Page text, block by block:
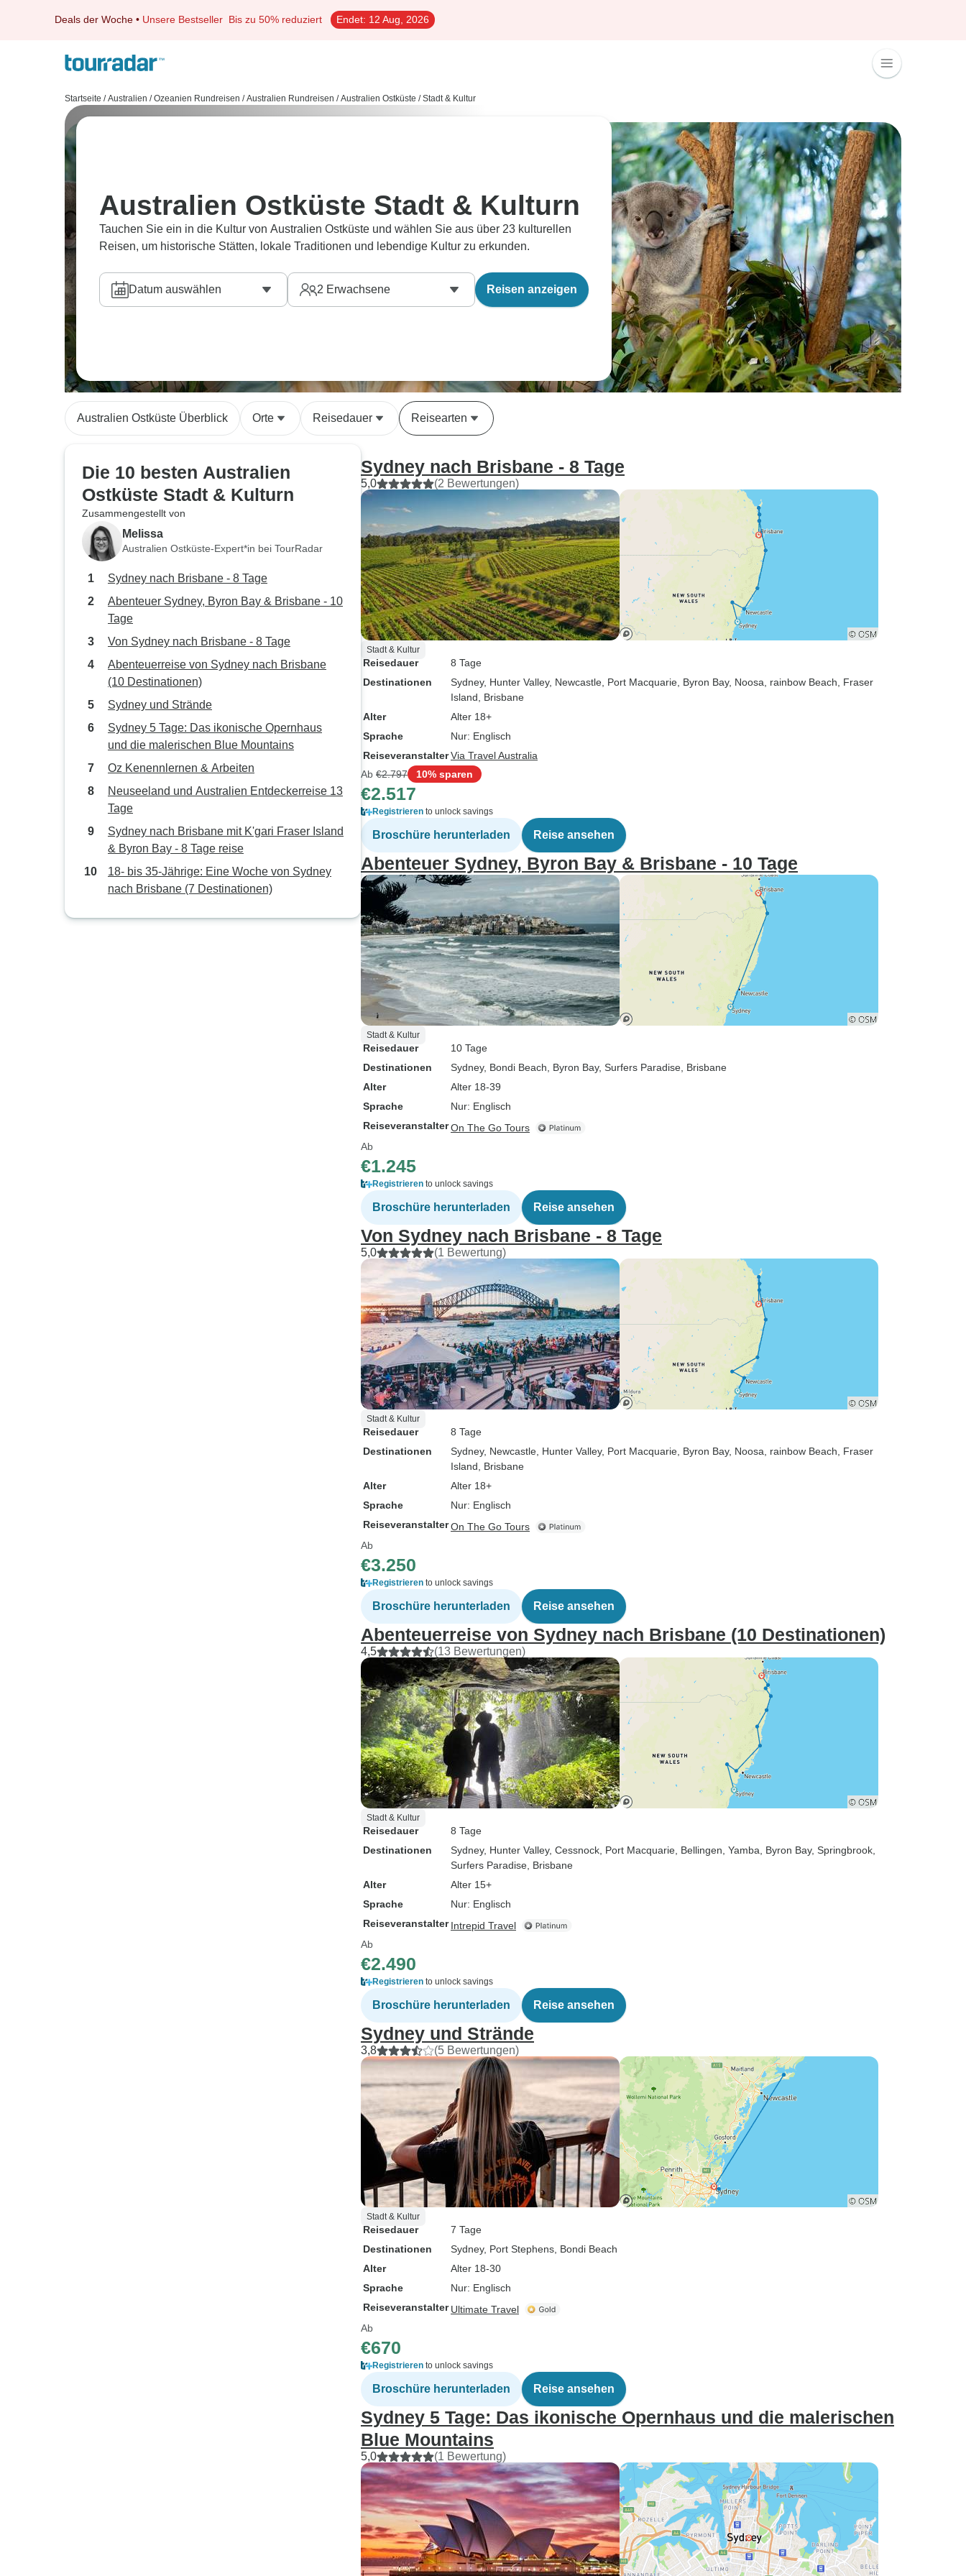
Deals der Woche • Unsere Bestseller Bis zu 50% reduziert Endet: 12 Aug, 2026
Startseite / Australien / Ozeanien Rundreisen / Australien Rundreisen / Australien Ostküste / Stadt & Kultur
Australien Ostküste Stadt & Kulturn
Tauchen Sie ein in die Kultur von Australien Ostküste und wählen Sie aus über 23 kulturellen
Reisen, um historische Stätten, lokale Traditionen und lebendige Kultur zu erkunden.
Datum auswählen 2 Erwachsene Reisen anzeigen
Australien Ostküste Überblick Orte Reisedauer Reisearten
Die 10 besten Australien
Ostküste Stadt & Kulturn
Zusammengestellt von
Melissa
Australien Ostküste-Expert*in bei TourRadar
Sydney nach Brisbane - 8 Tage
Abenteuer Sydney, Byron Bay & Brisbane - 10
Tage
Von Sydney nach Brisbane - 8 Tage
Abenteuerreise von Sydney nach Brisbane
(10 Destinationen)
Sydney und Strände
Sydney 5 Tage: Das ikonische Opernhaus
und die malerischen Blue Mountains
Oz Kenennlernen & Arbeiten
Neuseeland und Australien Entdeckerreise 13
Tage
Sydney nach Brisbane mit K'gari Fraser Island
& Byron Bay - 8 Tage reise
18- bis 35-Jährige: Eine Woche von Sydney
nach Brisbane (7 Destinationen)
Sydney nach Brisbane - 8 Tage
5,0 (2 Bewertungen)
Stadt & Kultur
Reisedauer
8 Tage
Destinationen
Sydney, Hunter Valley, Newcastle , Port Macquarie , Byron Bay, Noosa , rainbow Beach , Fraser
Island , Brisbane
Alter
Alter 18+
Sprache
Nur: Englisch
ReiseveranstalterVia Travel Australia
Ab €2.797 10% sparen
€2.517
Registrieren to unlock savings
Broschüre herunterladen Reise ansehen
Abenteuer Sydney, Byron Bay & Brisbane - 10 Tage
Stadt & Kultur
Reisedauer
10 Tage
Destinationen
Sydney, Bondi Beach , Byron Bay, Surfers Paradise , Brisbane
Alter
Alter 18-39
Sprache
Nur: Englisch
ReiseveranstalterOn The Go Tours
Ab
€1.245
Registrieren to unlock savings
Broschüre herunterladen Reise ansehen
Von Sydney nach Brisbane - 8 Tage
5,0 (1 Bewertung)
Stadt & Kultur
Reisedauer
8 Tage
Destinationen
Sydney, Newcastle , Hunter Valley, Port Macquarie , Byron Bay, Noosa , rainbow Beach , Fraser
Island , Brisbane
Alter
Alter 18+
Sprache
Nur: Englisch
ReiseveranstalterOn The Go Tours
Ab
€3.250
Registrieren to unlock savings
Broschüre herunterladen Reise ansehen
Abenteuerreise von Sydney nach Brisbane (10 Destinationen)
4,5 (13 Bewertungen)
Stadt & Kultur
Reisedauer
8 Tage
Destinationen
Sydney, Hunter Valley, Cessnock , Port Macquarie , Bellingen , Yamba , Byron Bay, Springbrook
Surfers Paradise , Brisbane
Alter
Alter 15+
Sprache
Nur: Englisch
Reiseveranstalter Intrepid Travel
Ab
€2.490
Registrieren to unlock savings
Broschüre herunterladen Reise ansehen
Sydney und Strände
3,8 (5 Bewertungen)
Stadt & Kultur
Reisedauer
7 Tage
Destinationen
Sydney, Port Stephens , Bondi Beach
Alter
Alter 18-30
Sprache
Nur: Englisch
Reiseveranstalter Ultimate Travel
Ab
€670
Registrieren to unlock savings
Broschüre herunterladen Reise ansehen
Sydney 5 Tage: Das ikonische Opernhaus und die malerischen
Blue Mountains
5,0 (1 Bewertung)